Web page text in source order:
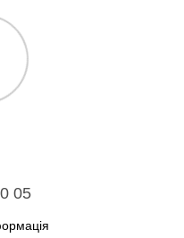
05